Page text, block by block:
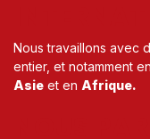
Nous travaillons avec
entier, et notamment en
Asie et en Afrique.